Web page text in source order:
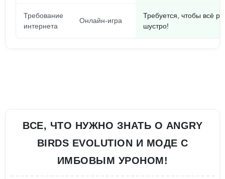
Требование
интернета
Онлайн-игра
Требуется, чтобы всё
шустро!
ВСЕ, ЧТО НУЖНО ЗНАТЬ О ANGRY
BIRDS EVOLUTION И МОДЕ С
ИМБОВЫМ УРОНОМ!